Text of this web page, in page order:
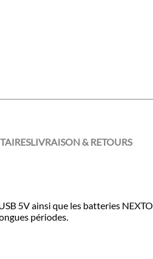
LIVRAISON & RETOURS
5V ainsi que les batteries
périodes.